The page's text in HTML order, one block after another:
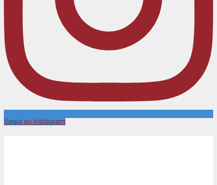
Segui su Instagram